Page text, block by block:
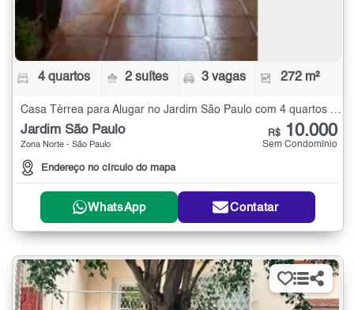
4 quartos 2 suítes 3 vagas 272 m²
Casa Térrea para Alugar no Jardim São Paulo com 4 quartos - 272 m²
Jardim São Paulo
Zona Norte - São Paulo
Endereço no círculo do mapa
R$ 10.000
Sem Condomínio
WhatsApp Contatar